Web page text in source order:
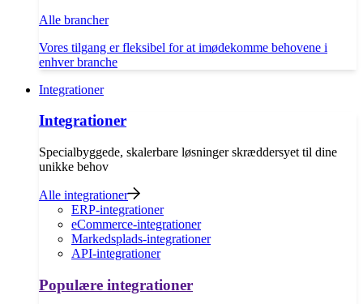
Alle brancher
Vores tilgang er fleksibel for at imødekomme behovene i
enhver branche
Integrationer
Integrationer
Specialbyggede, skalerbare løsninger skræddersyet til dine
unikke behov
Alle integrationer
ERP-integrationer
eCommerce-integrationer
Markedsplads-integrationer
API-integrationer
Populære integrationer